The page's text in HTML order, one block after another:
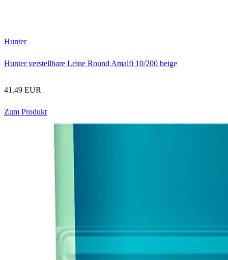
Hunter
Hunter verstellbare Leine Round Amalfi 10/200 beige
41.49 EUR
Zum Produkt